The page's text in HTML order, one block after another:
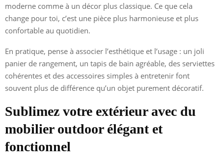
moderne comme à un décor plus classique. Ce que cela
change pour toi, c’est une pièce plus harmonieuse et plus
confortable au quotidien.
En pratique, pense à associer l’esthétique et l’usage : un joli
panier de rangement, un tapis de bain agréable, des serviettes
cohérentes et des accessoires simples à entretenir font
souvent plus de différence qu’un objet purement décoratif.
Sublimez votre extérieur avec du
mobilier outdoor élégant et
fonctionnel